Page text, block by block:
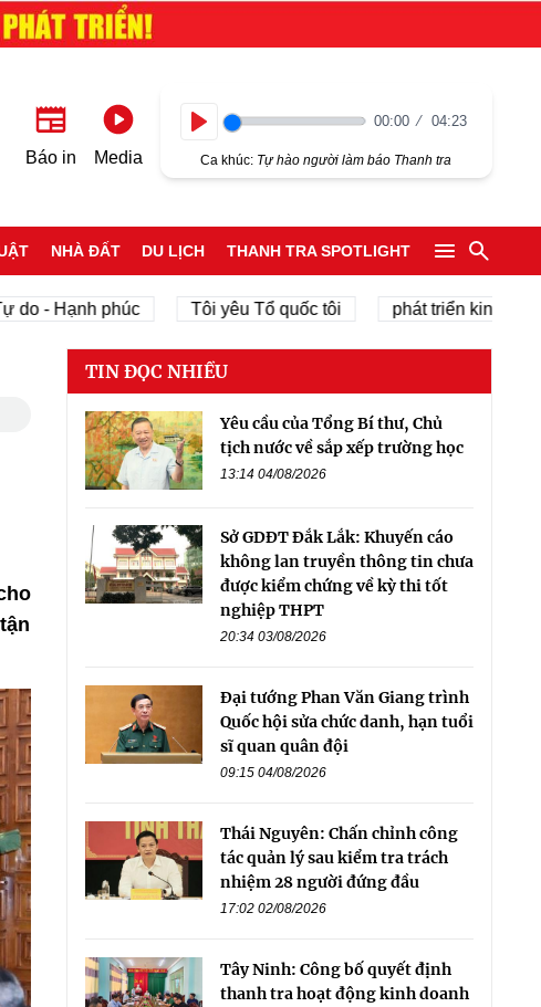
Báo in Media
00:00 04:23
Ca khúc: Tự hào người làm báo Thanh tra
NHÀ ĐẤT DU LỊCH THANH TRA SPOTLIGHT
Hạnh phúc Tôi yêu Tổ quốc tôi phát triển kinh tế tư
TIN ĐỌC NHIỀU
Yêu cầu của Tổng Bí thư, Chủ
tịch nước về sắp xếp trường học
13:14 04/08/2026
Sở GDĐT Đắk Lắk: Khuyến cáo
không lan truyền thông tin chưa
được kiểm chứng về kỳ thi tốt
nghiệp THPT
20:34 03/08/2026
Đại tướng Phan Văn Giang trình
Quốc hội sửa chức danh, hạn tuổi
sĩ quan quân đội
09:15 04/08/2026
Thái Nguyên: Chấn chỉnh công
tác quản lý sau kiểm tra trách
nhiệm 28 người đứng đầu
17:02 02/08/2026
Tây Ninh: Công bố quyết định
thanh tra hoạt động kinh doanh